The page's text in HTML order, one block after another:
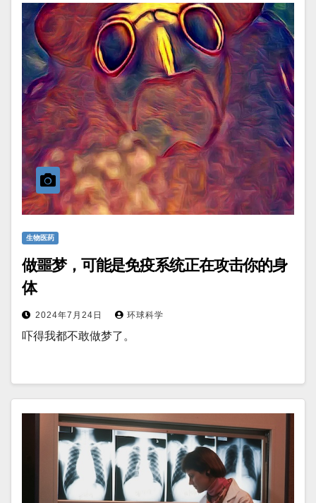
生物医药
做噩梦，可能是免疫系统正在攻击你的身
体
2024年7月24日 环球科学
吓得我都不敢做梦了。